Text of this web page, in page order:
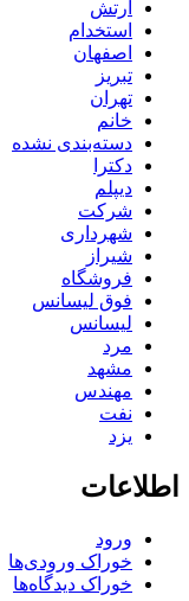
ارتش
استخدام
اصفهان
تبریز
تهران
خانم
دسته‌بندی نشده
دکترا
دیپلم
شرکت
شهرداری
شیراز
فروشگاه
فوق لیسانس
لیسانس
مرد
مشهد
مهندس
نفت
یزد
اطلاعات
ورود
خوراک ورودی‌ها
خوراک دیدگاه‌ها